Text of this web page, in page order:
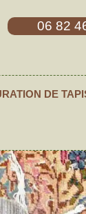
06 82
DE